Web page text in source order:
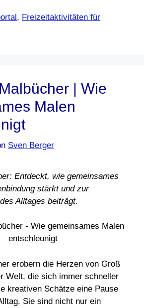
, Freizeitaktivitäten für
| Wie
Malen
Sven Berger
Entdeckt, wie gemeinsames
stärkt und zur
Alltages beiträgt.
erobern die Herzen von Groß
Welt, die sich immer schneller
kreativen Schätze eine Pause
Sie sind nicht nur ein